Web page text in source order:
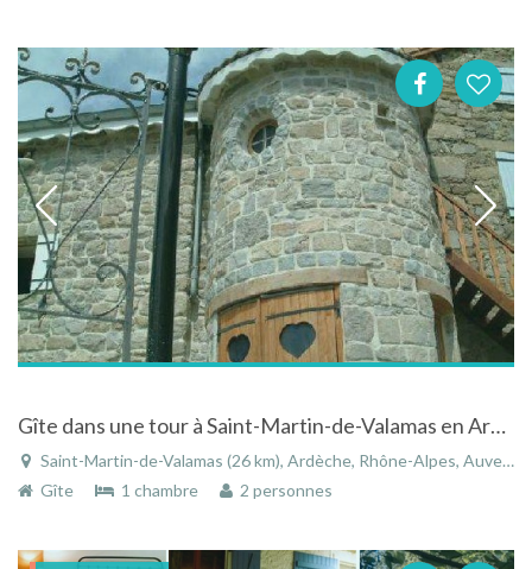
Gîte dans une tour à Saint-Martin-de-Valamas en Ardèche en Rhône-Alpes
Saint-Martin-de-Valamas (26 km), Ardèche, Rhône-Alpes, Auvergne-Rhône-Alpes, France
Gîte
1 chambre 2 personnes